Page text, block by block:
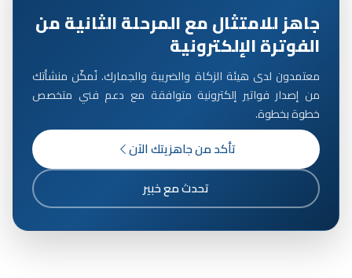
جاهز للامتثال مع المرحلة الثانية من
الفوترة الإلكترونية
معتمدون لدى هيئة الزكاة والضريبة والجمارك. نُمكّن منشأتك
من إصدار فواتير إلكترونية متوافقة مع دعم فني متخصص
خطوة بخطوة.
تأكد من جاهزيتك الآن
تحدث مع خبير